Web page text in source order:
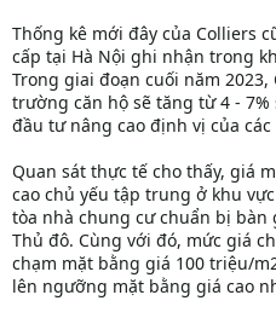
Thống kê mới đây của Colliers
cấp tại Hà Nội ghi nhận trong
Trong giai đoạn cuối năm
trường căn hộ sẽ tăng từ 4 -
đầu tư nâng cao định vị của
Quan sát thực tế cho thấy, giá
cao chủ yếu tập trung ở khu
tòa nhà chung cư chuẩn bị
Thủ đô. Cùng với đó, mức giá
chạm mặt bằng giá 100 triệu/
lên ngưỡng mặt bằng giá cao